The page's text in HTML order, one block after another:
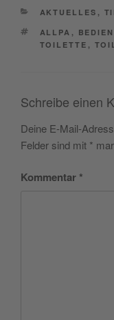
CATEGORIES
AKTUELLES ,
TAGS
ALLPA ,
TOILETTE ,
Schreibe einen
Deine E-Mail-
Felder sind mit *
Kommentar *